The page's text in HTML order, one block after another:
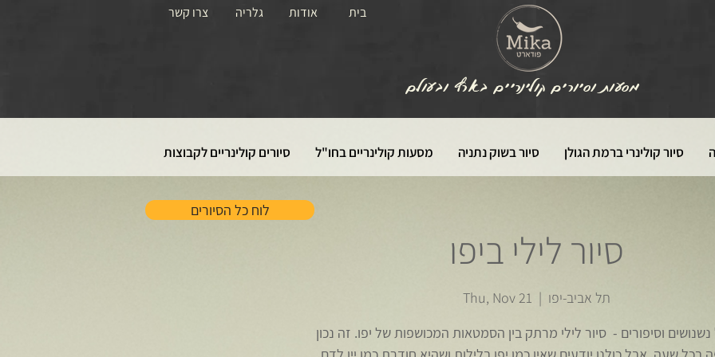
צרו קשר גלריה אודות בית
מסעות וסיורים קולינריים בארץ ובעולם
סיור קולינרי ברמת הגולן סיור בשוק נתניה מסעות קולינריים בחו"ל סיורים קולינריים לקבוצות
סיור לילי ביפו
Thu, Nov 21
  |
תל אביב-יפו
נשנושים וסיפורים - סיור לילי מרתק בין הסמטאות המכושפות של יפו. זה נכון
לוח כל הסיורים